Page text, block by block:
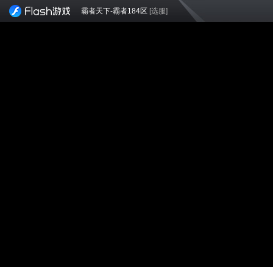
霸者天下-霸者184区 [选服]